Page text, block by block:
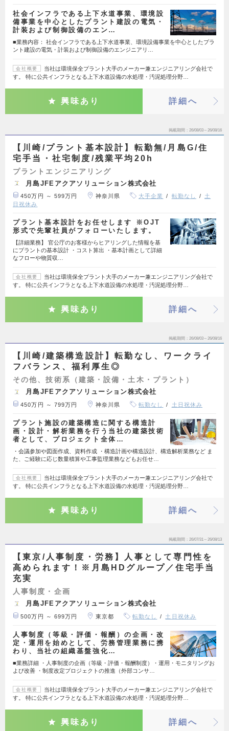
社会インフラである上下水道事業、環境設
備事業を中心としたプラント建設の電気・
計装および制御設備のエン…
■業務内容： 社会インフラである上下水道事業、環境設備事業を中心としたプラ
ント建設の電気・計装および制御設備のエンジニアリ…
会社概要
当社は環境保全プラント大手のメーカー兼エンジニアリング会社で
す。 特に公共インフラとなる上下水道設備の水処理・汚泥処理分野…
興味あり 詳細へ
掲載期間 26/08/03～26/08/16
【川崎/プラント基本設計】転勤無/月島G/住
宅手当・社宅制度/残業平均20h
プラントエンジニアリング
月島JFEアクアソリューション株式会社
450万円 ～ 599万円 神奈川県 大手企業 転勤なし
土
日祝休み
プラント基本設計をお任せします ※OJT
形式で先輩社員がフォローいたします。
【詳細業務】 官公庁のお客様からヒアリングした情報を基
にプラントの基本設計 ・コスト算出 ・基本計画として詳細
なフローや物質収…
会社概要
当社は環境保全プラント大手のメーカー兼エンジニアリング会社で
す。 特に公共インフラとなる上下水道設備の水処理・汚泥処理分野…
興味あり 詳細へ
掲載期間 26/08/03～26/08/16
【川崎/建築構造設計】転勤なし、ワークライ
フバランス、福利厚生◎
その他、技術系（建築・設備・土木・プラント）
月島JFEアクアソリューション株式会社
450万円 ～ 799万円 神奈川県 転勤なし 土日祝休み
プラント施設の建築構造に関する構造計
画・設計・解析業務を行う当社の建築技術
者として、プロジェクト全体…
・会議参加や図面作成、資料作成 ・構造計画や構造設計、構造解析業務など ま
た、ご経験に応じ数量積算や工事監理業務などもお任せ…
会社概要
当社は環境保全プラント大手のメーカー兼エンジニアリング会社で
す。 特に公共インフラとなる上下水道設備の水処理・汚泥処理分野…
興味あり 詳細へ
掲載期間 26/07/31～26/08/13
【東京/人事制度・労務】人事として専門性を
高められます！※月島HDグループ／住宅手当
充実
人事制度・企画
月島JFEアクアソリューション株式会社
500万円 ～ 699万円 東京都 転勤なし 土日祝休み
人事制度（等級・評価・報酬）の企画・改
定・運用を始めとして、労務管理業務に携
わり、当社の組織基盤強化…
■業務詳細 ・人事制度の企画（等級・評価・報酬制度）・運用・モニタリングお
よび改善 ・制度改定プロジェクトの推進（外部コンサ…
会社概要
当社は環境保全プラント大手のメーカー兼エンジニアリング会社で
す。 特に公共インフラとなる上下水道設備の水処理・汚泥処理分野…
興味あり 詳細へ